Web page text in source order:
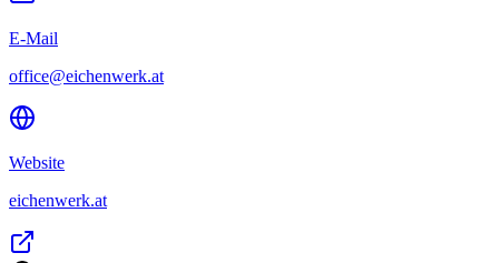
E-Mail
office@eichenwerk.at
Website
eichenwerk.at